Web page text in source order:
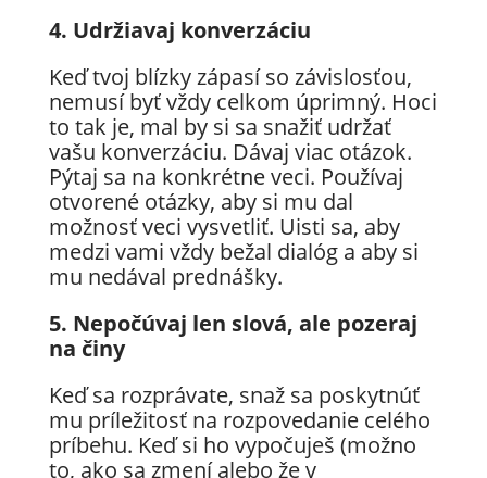
4. Udržiavaj konverzáciu
Keď tvoj blízky zápasí so závislosťou,
nemusí byť vždy celkom úprimný. Hoci
to tak je, mal by si sa snažiť udržať
vašu konverzáciu. Dávaj viac otázok.
Pýtaj sa na konkrétne veci. Používaj
otvorené otázky, aby si mu dal
možnosť veci vysvetliť. Uisti sa, aby
medzi vami vždy bežal dialóg a aby si
mu nedával prednášky.
5. Nepočúvaj len slová, ale pozeraj
na činy
Keď sa rozprávate, snaž sa poskytnúť
mu príležitosť na rozpovedanie celého
príbehu. Keď si ho vypočuješ (možno
to, ako sa zmení alebo že v